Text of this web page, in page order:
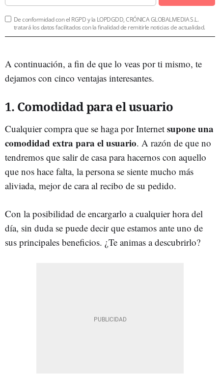
De conformidad con el RGPD y la LOPDGDD, CRÓNICA GLOBALMEDIA S.L.
tratará los datos facilitados con la finalidad de remitirle noticias de actualidad.
A continuación, a fin de que lo veas por ti mismo, te
dejamos con cinco ventajas interesantes.
1. Comodidad para el usuario
Cualquier compra que se haga por Internet supone una
comodidad extra para el usuario. A razón de que no
tendremos que salir de casa para hacernos con aquello
que nos hace falta, la persona se siente mucho más
aliviada, mejor de cara al recibo de su pedido.
Con la posibilidad de encargarlo a cualquier hora del
día, sin duda se puede decir que estamos ante uno de
sus principales beneficios. ¿Te animas a descubrirlo?